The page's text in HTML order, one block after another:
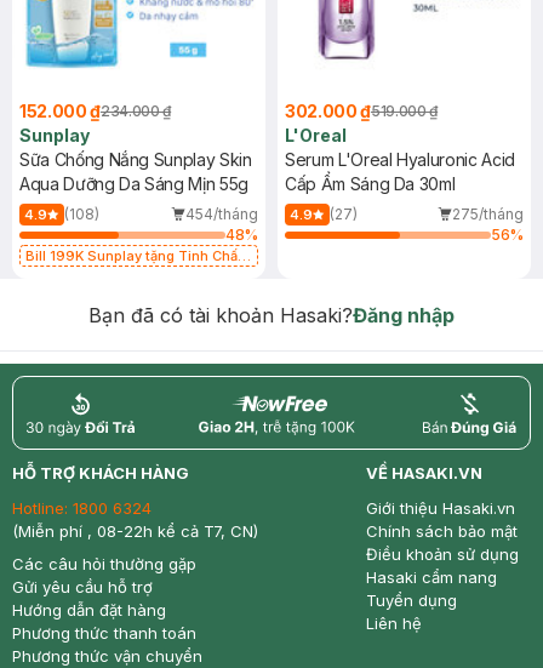
152.000 ₫234.000 ₫
Sunplay
Sữa Chống Nắng Sunplay Skin
Aqua Dưỡng Da Sáng Mịn 55g
4.9 (108)
454/tháng
48%
Bill 199K Sunplay tặng Tinh Chất
302.000 ₫519.000 ₫
L'Oreal
Serum L'Oreal Hyaluronic Acid
Cấp Ẩm Sáng Da 30ml
4.9 (27)
275/tháng
56%
Bạn đã có tài khoản Hasaki?Đăng nhập
return nowfree price
HỖ TRỢ KHÁCH HÀNG
Hotline: 1800 6324
(Miễn phí , 08-22h kể cả T7, CN)
Các câu hỏi thường gặp
Gửi yêu cầu hỗ trợ
Hướng dẫn đặt hàng
Phương thức thanh toán
Phương thức vận chuyển
VỀ HASAKI.VN
Giới thiệu Hasaki.vn
Chính sách bảo mật
Điều khoản sử dụng
Hasaki cẩm nang
Tuyển dụng
Liên hệ